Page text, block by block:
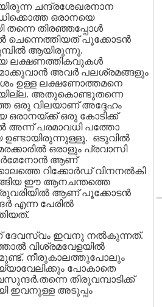
ചന്ദ്രശേഖരനാന
ഒരാനയെ
തന്നെ തിരഞ്ഞപ്പോള്‍
ചെന്നെത്തിയത്‌ പൂക്കോടന്‍
ആയിരുന്നു.
ലക്ഷണത്തികവുകള്‍
അവര്‍ പലശ്രമങ്ങളും
ഉള്ള ലക്ഷണോത്തമനെ
അതുകൊണ്ടുതന്നെ
ഒരു വിലയാണ് അദ്ദേഹം
ഒരു കോടിക്ക്
അന്ന് പരമാവധി പത്തോ
ഉണ്ടായിരുന്നുള്ളൂ. ഒടുവില്‍
ഒരാളും പ്രവാസി
ആണ്‌
റിക്കോര്‍ഡ്‌ വിനനല്‍കി
ഈ ആനചന്തത്തെ
ആണ്‌ പൂക്കോടന്‍
എന്ന പേരില്‍
ദേവസ്വം ഇവനു നല്‍കുന്നത്‌.
വിശ്രമവേളയില്‍
നീരുകാലത്തുപോലും
പോകാതെ
തിരുവമ്പാടിക്ക്‌
ഇവനുള്ള അടുപ്പം